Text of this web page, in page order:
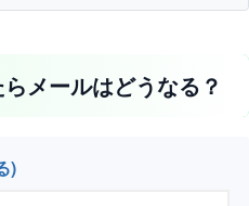
メールはどうなる？
)